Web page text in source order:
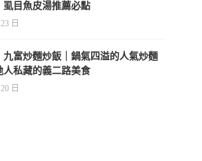
虱目魚皮湯推薦必點
日
九富炒麵炒飯｜鍋氣四溢的人氣炒麵
人私藏的義二路美食
日